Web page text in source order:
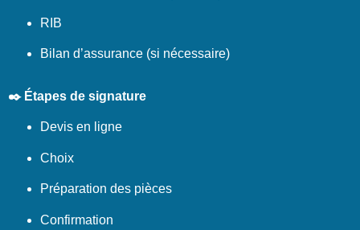
RIB
Bilan d’assurance (si nécessaire)
✒️ Étapes de signature
Devis en ligne
Choix
Préparation des pièces
Confirmation